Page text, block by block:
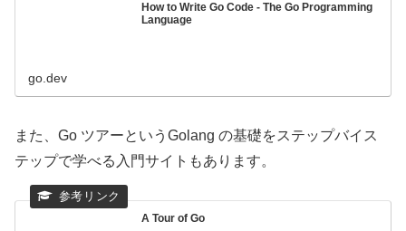
How to Write Go Code - The Go Programming
Language
go.dev
また、Go ツアーというGolang の基礎をステップバイス
テップで学べる入門サイトもあります。
A Tour of Go